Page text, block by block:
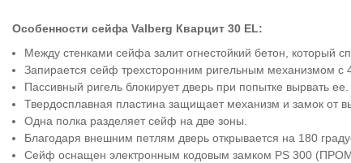
Особенности сейфа Valberg Кварцит 30 EL:
Между стенками сейфа залит огнестойкий бетон, который
Запирается сейф трехсторонним ригельным механизмом
Пассивный ригель блокирует дверь при попытке вырвать ее.
Твердосплавная пластина защищает механизм и замок от
Одна полка разделяет сейф на две зоны.
Благодаря внешним петлям дверь открывается на 180
Сейф оснащен электронным кодовым замком PS 300